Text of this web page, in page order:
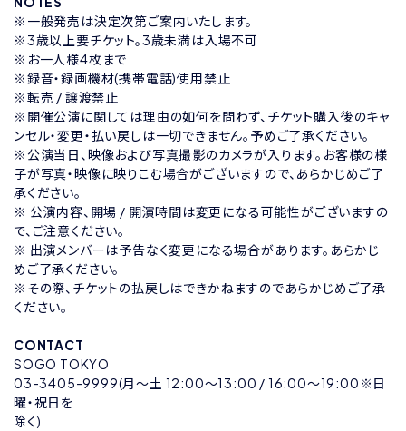
※一般発売は決定次第ご案内いたします。
※3歳以上要チケット。3歳未満は入場不可
※お一人様4枚まで
※録音・録画機材(携帯電話)使用禁止
※転売 / 譲渡禁止
※開催公演に関しては理由の如何を問わず、チケット購入後のキャ
ンセル・変更・払い戻しは一切できません。予めご了承ください。
※公演当日、映像および写真撮影のカメラが入ります。お客様の様
子が写真・映像に映りこむ場合がございますので、あらかじめご了
承ください。
※ 公演内容、開場 / 開演時間は変更になる可能性がございますの
で、ご注意ください。
※ 出演メンバーは予告なく変更になる場合があります。あらかじ
めご了承ください。
※その際、チケットの払戻しはできかねますのであらかじめご了承
ください。
CONTACT
SOGO TOKYO
03-3405-9999(月〜土 12:00〜13:00 / 16:00〜19:00※日
曜・祝日を
除く)